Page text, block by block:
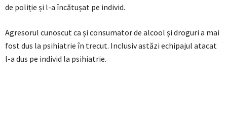
de poliție și l-a încătușat pe individ.
Agresorul cunoscut ca și consumator de alcool și droguri a mai
fost dus la psihiatrie în trecut. Inclusiv astăzi echipajul atacat
l-a dus pe individ la psihiatrie.